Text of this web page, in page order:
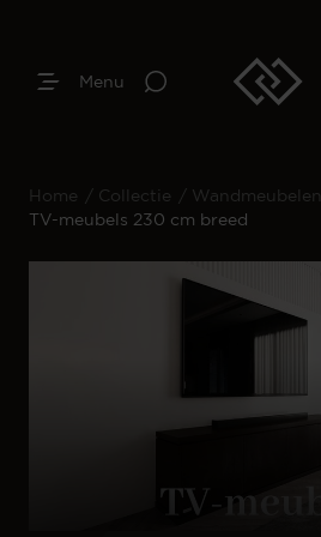
Menu
Home / Collectie / Wandmeubelen
TV-meubels 230 cm breed